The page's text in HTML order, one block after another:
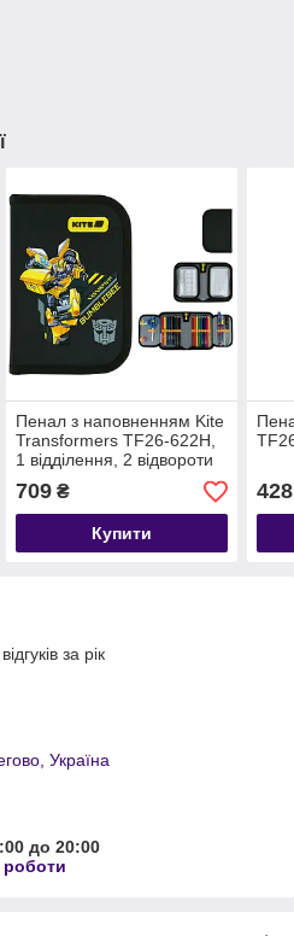
Пенал з наповненням Kite
Transformers TF26-622H,
1 відділення, 2 відвороти
709₴
Купити
428
за рік
Україна
до 20:00
роботи